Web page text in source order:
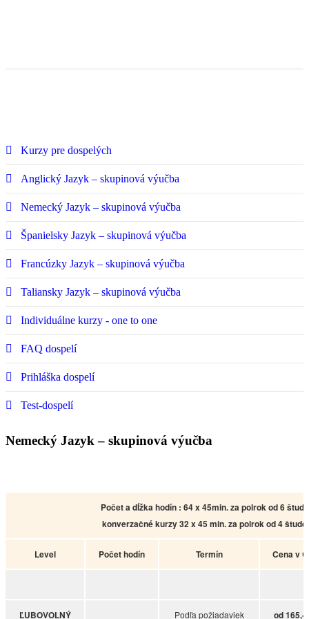
Kurzy pre dospelých
Anglický Jazyk – skupinová výučba
Nemecký Jazyk – skupinová výučba
Španielsky Jazyk – skupinová výučba
Francúzky Jazyk – skupinová výučba
Taliansky Jazyk – skupinová výučba
Individuálne kurzy - one to one
FAQ dospelí
Prihláška dospelí
Test-dospelí
Nemecký Jazyk – skupinová výučba
Počet a dĺžka hodín : 64 x 45min. za polrok od 6
konverzačné kurzy 32 x 45 min. za polrok od 4
Level Počet hodín Termín Cena v €
ĽUBOVOLNÝ Podľa požiadaviek od 165,-